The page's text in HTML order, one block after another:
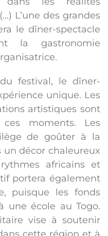
L’une des grandes
le dîner-spectacle
la gastronomie
festival, le dîner-
unique. Les
artistiques sont
moments. Les
de goûter à la
un décor chaleureux
africains et
portera également
puisque les fonds
une école au Togo.
vise à soutenir